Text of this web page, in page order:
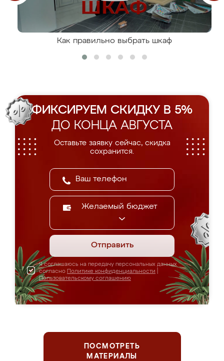
Как правильно выбрать шкаф
ФИКСИРУЕМ СКИДКУ В 5%
ДО КОНЦА АВГУСТА
Оставьте заявку сейчас, скидка
сохранится.
Желаемый бюджет
Отправить
Я соглашаюсь на передачу персональных данных
согласно Политике конфиденциальности
Пользовательскому соглашению
ПОСМОТРЕТЬ
МАТЕРИАЛЫ